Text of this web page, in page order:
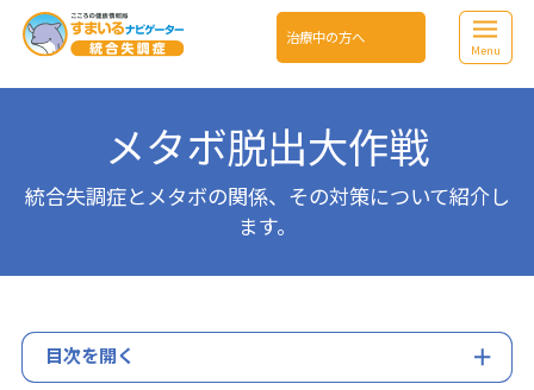
治療中の方へ
Menu
メタボ脱出大作戦
統合失調症とメタボの関係、その対策について紹介し
ます。
目次を開く